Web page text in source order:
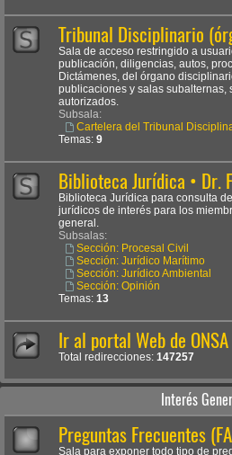
Tribunal Disciplinario
Sala de acceso restringido a
publicación, diligencias, autos,
Dictámenes, del órgano
publicaciones y salas subalternas,
autorizados.
Subsala:
Cartelera del Tribunal
Temas: 9
Biblioteca Jurídica • Dr.
Biblioteca Jurídica para consulta
jurídicos de interés para los
general.
Subsalas:
Sección: Procesal Civil
Sección: Jurídico Marítimo
Sección: Jurídico Ambiental
Sección: Opinión
Temas: 13
Ir al portal Web de
Total redirecciones: 147257
Interés
Preguntas Frecuentes
Sala para exponer todo tipo de